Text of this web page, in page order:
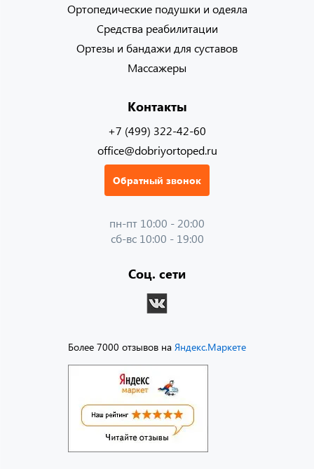
Более 7000 отзывов на Яндекс.Маркете
Ортопедические подушки и одеяла
Средства реабилитации
Ортезы и бандажи для суставов
Массажеры
Контакты
+7 (499) 322-42-60
office@dobriyortoped.ru
Обратный звонок
пн-пт 10:00 - 20:00
сб-вс 10:00 - 19:00
Соц. сети